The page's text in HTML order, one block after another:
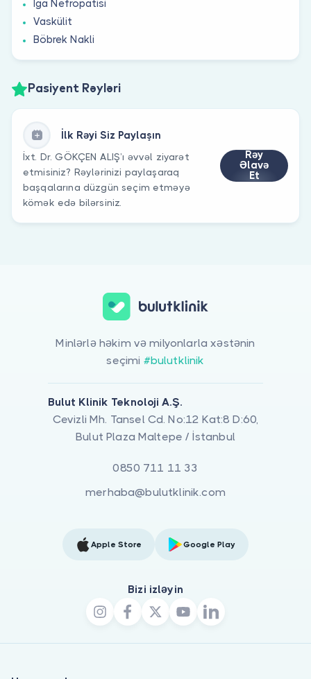
İga Nefropatisi
Vaskülit
Böbrek Nakli
Pasiyent Rəyləri
İlk Rəyi Siz Paylaşın
İxt. Dr. GÖKÇEN ALIŞ’ı əvvəl ziyarət
etmisiniz? Rəylərinizi paylaşaraq
başqalarına düzgün seçim etməyə
kömək edə bilərsiniz.
Rəy
Əlavə
Et
Minlərlə həkim və milyonlarla xəstənin
seçimi #bulutklinik
Bulut Klinik Teknoloji A.Ş.
Cevizli Mh. Tansel Cd. No:12 Kat:8 D:60,
Bulut Plaza Maltepe / İstanbul
0850 711 11 33
merhaba@bulutklinik.com
Apple Store Google Play
Bizi izləyin